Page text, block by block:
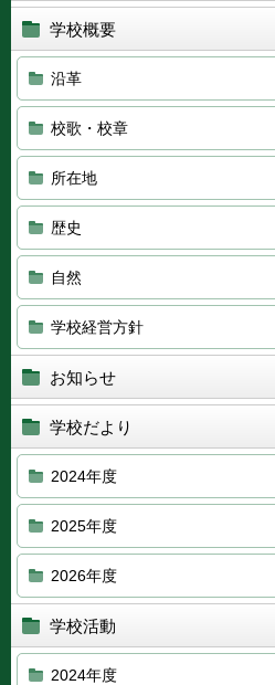
学校概要
沿革
校歌・校章
所在地
歴史
自然
学校経営方針
お知らせ
学校だより
2024年度
2025年度
2026年度
学校活動
2024年度